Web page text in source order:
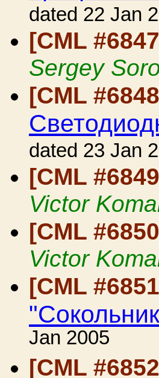
dated 22 Jan
[CML
Sergey
[CML
dated 23 Jan
[CML
Victor
[CML
Victor
[CML
Jan 2005
[CML